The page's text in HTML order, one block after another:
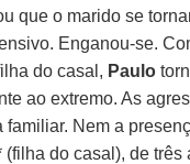
que o marido se
Enganou-se.
do casal, Paulo
ao extremo. As
familiar. Nem a
(filha do casal), de três